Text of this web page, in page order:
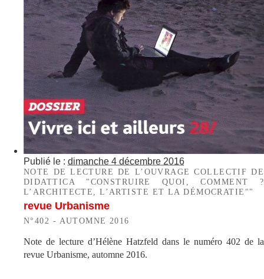
Publié le : dimanche 4 décembre 2016
NOTE DE LECTURE DE L’OUVRAGE COLLECTIF DE
DIDATTICA "CONSTRUIRE QUOI, COMMENT ?
L’ARCHITECTE, L’ARTISTE ET LA DÉMOCRATIE""
revue Urbanisme
N°402 - AUTOMNE 2016
Note de lecture d’Hélène Hatzfeld dans le numéro 402 de la
revue Urbanisme, automne 2016.